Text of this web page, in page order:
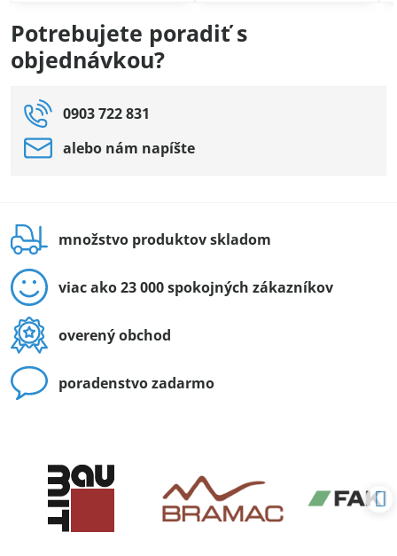
Potrebujete poradiť s
objednávkou?
0903 722 831
alebo nám napíšte
množstvo produktov skladom
viac ako 23 000 spokojných zákazníkov
overený obchod
poradenstvo zadarmo